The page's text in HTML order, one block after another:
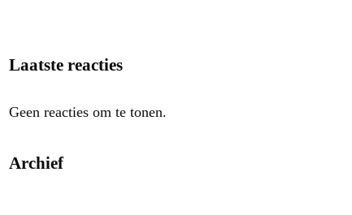
Laatste reacties
Geen reacties om te tonen.
Archief